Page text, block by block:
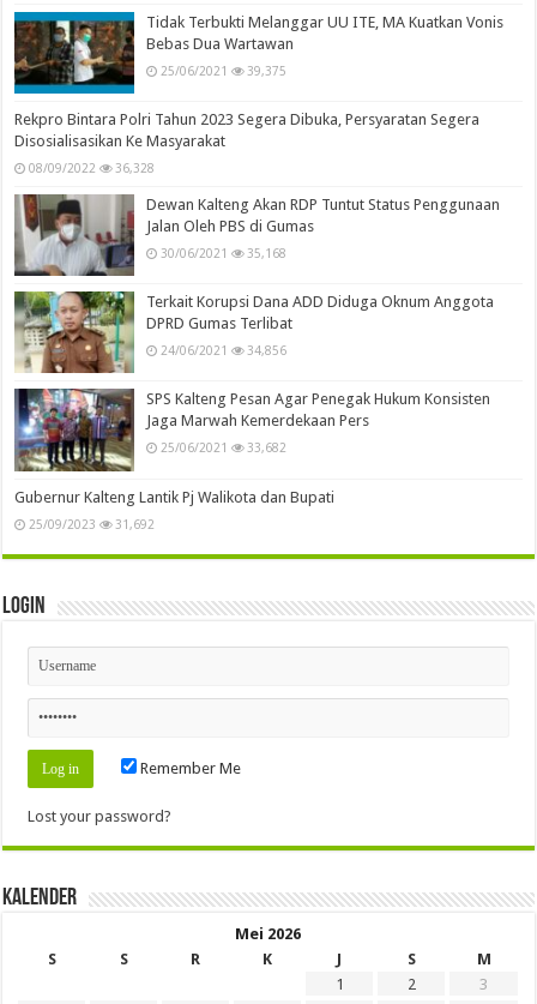
Tidak Terbukti Melanggar UU ITE, MA Kuatkan Vonis
Bebas Dua Wartawan
25/06/2021 39,375
Rekpro Bintara Polri Tahun 2023 Segera Dibuka, Persyaratan Segera
Disosialisasikan Ke Masyarakat
08/09/2022 36,328
Dewan Kalteng Akan RDP Tuntut Status Penggunaan
Jalan Oleh PBS di Gumas
30/06/2021 35,168
Terkait Korupsi Dana ADD Diduga Oknum Anggota
DPRD Gumas Terlibat
24/06/2021 34,856
SPS Kalteng Pesan Agar Penegak Hukum Konsisten
Jaga Marwah Kemerdekaan Pers
25/06/2021 33,682
Gubernur Kalteng Lantik Pj Walikota dan Bupati
25/09/2023 31,692
Login
Remember Me
Lost your password?
Kalender
Mei 2026
S
S R K J S
M
1
2
3